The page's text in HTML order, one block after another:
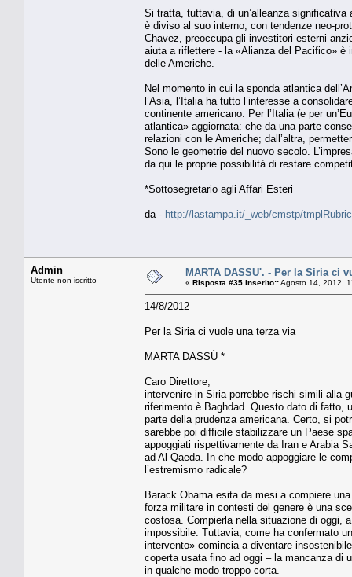
Si tratta, tuttavia, di un’alleanza
è diviso al suo interno, con tendenze neo-
Chavez, preoccupa gli investitori esterni
aiuta a riflettere - la «Alianza del Pacifico» è
delle Americhe.
Nel momento in cui la sponda atlantica
l’Asia, l’Italia ha tutto l’interesse a
continente americano. Per l’Italia (e per
atlantica» aggiornata: che da una parte
relazioni con le Americhe; dall’altra,
Sono le geometrie del nuovo secolo.
da qui le proprie possibilità di restare
*Sottosegretario agli Affari Esteri
da - http://lastampa.it/_web/cmstp/
Admin
Utente non iscritto
MARTA DASSU'. - Per la Siria ci
« Risposta #35 inserito::Agosto 14, 2012,
14/8/2012
Per la Siria ci vuole una terza via
MARTA DASSÙ *
Caro Direttore,
intervenire in Siria porrebbe rischi simili alla
riferimento è Baghdad. Questo dato di fatto,
parte della prudenza americana. Certo, si
sarebbe poi difficile stabilizzare un Paese
appoggiati rispettivamente da Iran e Arabia
ad Al Qaeda. In che modo appoggiare le
l’estremismo radicale?
Barack Obama esita da mesi a compiere
forza militare in contesti del genere è una
costosa. Compierla nella situazione di oggi,
impossibile. Tuttavia, come ha confermato
intervento» comincia a diventare
coperta usata fino ad oggi – la mancanza di
in qualche modo troppo corta.